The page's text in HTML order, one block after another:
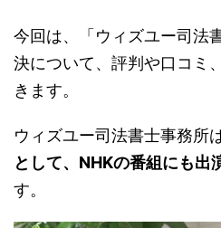
今回は、「ウィズユー司法
決について、評判や口コミ
きます。
ウィズユー司法書士事務所は
として、NHKの番組にも出
す。